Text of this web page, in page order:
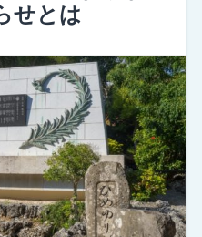
せとは